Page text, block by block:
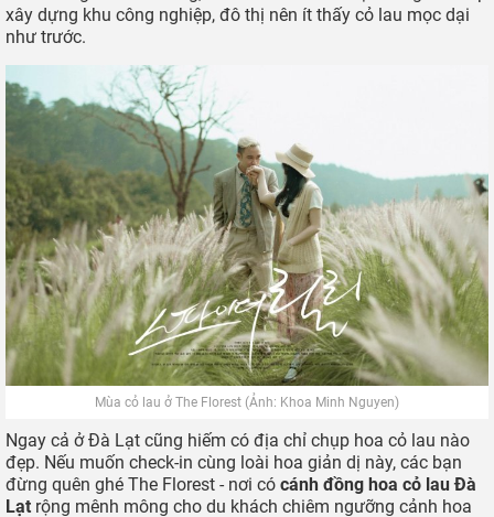
thung lũng Hoa Trong Rừng - Tà Nung, các bạn mới thực sự
hiểu tại sao con người lại say đắm vẻ đẹp của hoa cỏ đến thế.
Để bắt trọn không gian nên thơ của đồi hoa thạch thảo tím ở
The Florest Đà Lạt, du khách nên chụp góc rộng lấy toàn
cảnh. Các trang phục lên hình đẹp nhất là các loại váy dáng
dài, tông trắng-hồng-tím, hoặc măng tô dáng dài. Chẳng cần
tạo dáng nhiều, các nàng chỉ cần đi dạo giữa luống hoa thôi
là đã có khoảnh khắc đẹp mãn nhãn làm kỉ niệm rồi.